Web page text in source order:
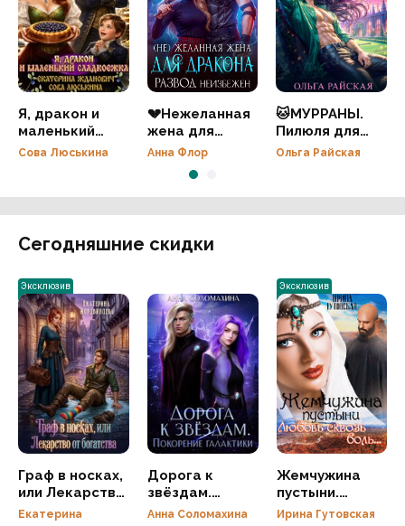
Я, дракон и
маленький
сладкоежка
Сова Люськина
💔Нежеланная
жена для
дракона.
неизбежен
Анна Флор
🐱МУРРАНЫ.
Пилюля для
неизлечимо
Ольга Райская
Сегодняшние скидки
Эксклюзив
Граф в носках,
или Лекарство
от богатства
Екатерина
Дорога к
звёздам.
Покорение
Анна Соломахина
Эксклюзив
Жемчужина
пустыни.
Любовь сквозь
Ирина Гутовская